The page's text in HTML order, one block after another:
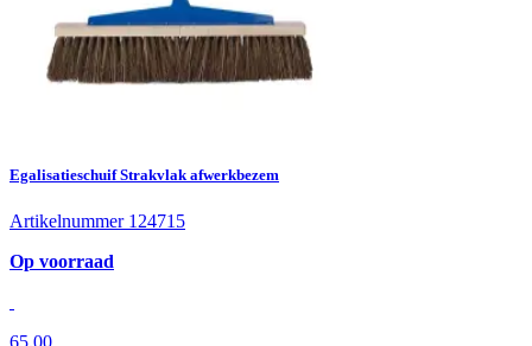
Egalisatieschuif Strakvlak afwerkbezem
Artikelnummer 124715
Op voorraad
65,00